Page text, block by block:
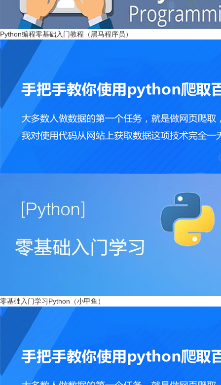
Python编程零基础入门教程（黑马程序员）
零基础入门学习Python（小甲鱼）